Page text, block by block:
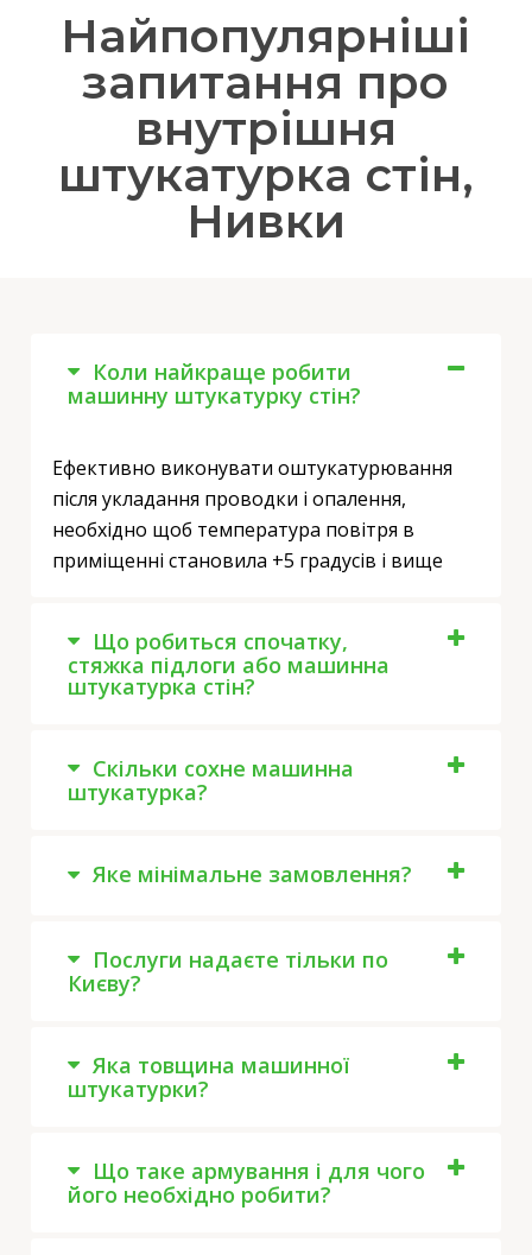
Найпопулярніші
запитання про
внутрішня
штукатурка стін,
Нивки
Коли найкраще робити
машинну штукатурку стін?
Ефективно виконувати оштукатурювання
після укладання проводки і опалення,
необхідно щоб температура повітря в
приміщенні становила +5 градусів і вище
Що робиться спочатку,
стяжка підлоги або машинна
штукатурка стін?
Скільки сохне машинна
штукатурка?
Яке мінімальне замовлення?
Послуги надаєте тільки по
Києву?
Яка товщина машинної
штукатурки?
Що таке армування і для чого
його необхідно робити?